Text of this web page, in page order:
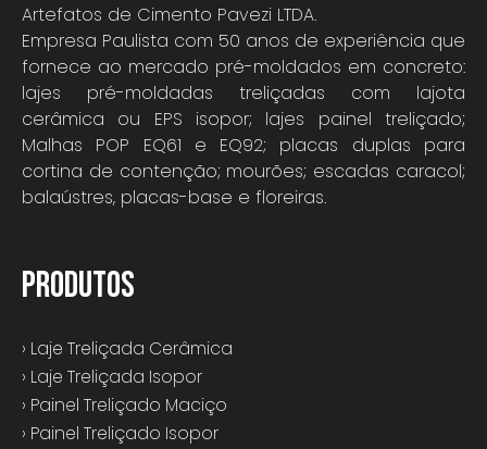
Artefatos de Cimento Pavezi LTDA.
Empresa Paulista com 50 anos de experiência que
fornece ao mercado pré-moldados em concreto:
lajes pré-moldadas treliçadas com lajota
cerâmica ou EPS isopor; lajes painel treliçado;
Malhas POP EQ61 e EQ92; placas duplas para
cortina de contenção; mourões; escadas caracol;
balaústres, placas-base e floreiras.
PRODUTOS
› Laje Treliçada Cerâmica
› Laje Treliçada Isopor
› Painel Treliçado Maciço
› Painel Treliçado Isopor